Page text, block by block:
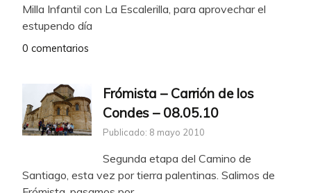
Milla Infantil con La Escalerilla, para aprovechar el
estupendo día
0 comentarios
Frómista – Carrión de los
Condes – 08.05.10
Publicado: 8 mayo 2010
Segunda etapa del Camino de
Santiago, esta vez por tierra palentinas. Salimos de